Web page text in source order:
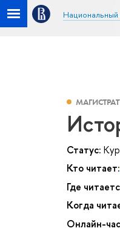
Национальный
Статус:
Кто читает:
Где
Когда
Онлайн-